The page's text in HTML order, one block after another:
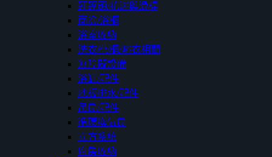
蓮蓬頭/花灑與滑桿
面盆/浴櫃
浴室收納
洗衣槽/櫃/曬衣相關
無障礙設備
浴缸/配件
地板排水/配件
吊扇/配件
循環換氣扇
立方系統
廚房收納